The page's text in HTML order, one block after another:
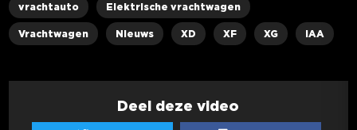
vrachtauto Elektrische vrachtwagen
Vrachtwagen Nieuws XD XF XG IAA
Deel deze video